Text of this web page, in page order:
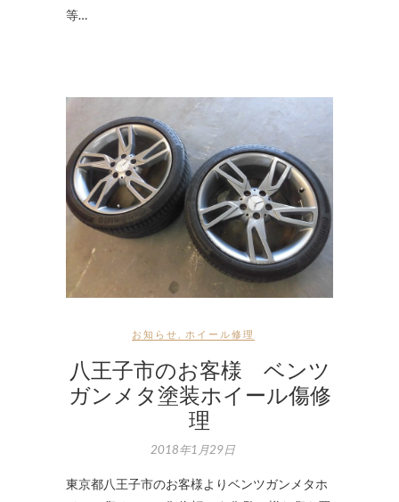
等…
お知らせ ホイール修理
八王子市のお客様 ベンツ
ガンメタ塗装ホイール傷修
理
2018年1月29日
東京都八王子市のお客様よりベンツガンメタホ